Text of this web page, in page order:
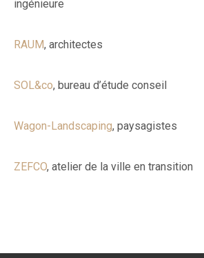
ingénieure
RAUM, architectes
SOL&co, bureau d’étude conseil
Wagon-Landscaping, paysagistes
ZEFCO, atelier de la ville en transition